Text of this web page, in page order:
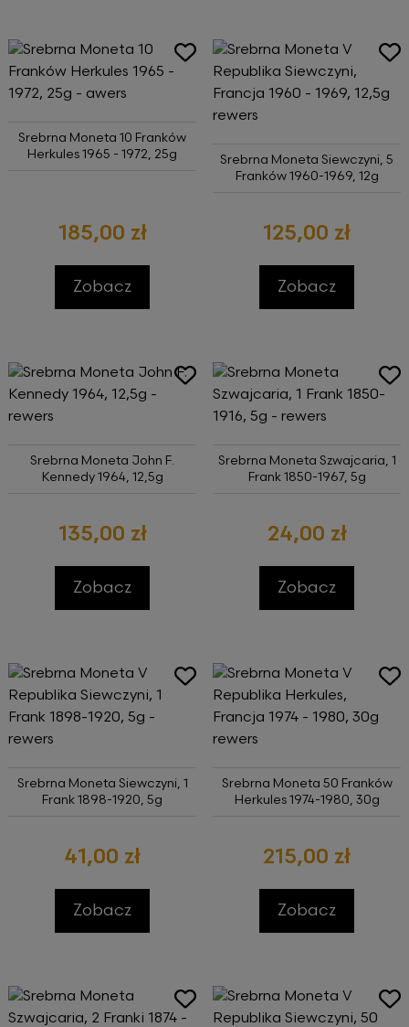
Srebrna Moneta 10 Franków
Herkules 1965 - 1972, 25g
185,00 zł
Zobacz
Srebrna Moneta Siewczyni, 5
Franków 1960-1969, 12g
125,00 zł
Zobacz
Srebrna Moneta John F.
Kennedy 1964, 12,5g
135,00 zł
Zobacz
Srebrna Moneta Szwajcaria, 1
Frank 1850-1967, 5g
24,00 zł
Zobacz
Srebrna Moneta Siewczyni, 1
Frank 1898-1920, 5g
41,00 zł
Zobacz
Srebrna Moneta 50 Franków
Herkules 1974-1980, 30g
215,00 zł
Zobacz